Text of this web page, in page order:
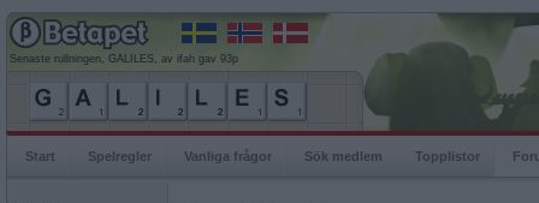
Senaste rullningen, GALILES, av ifah gav 93p
Start Spelregler Vanliga frågor Sök medlem Topplistor